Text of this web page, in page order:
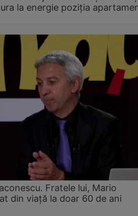
la energie poziția
Fratele lui, Mario
din viață la doar 60 de ani